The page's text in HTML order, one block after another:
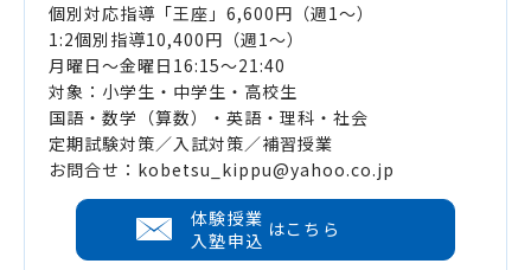
個別対応指導「王座」6,600円（週1～）
1:2個別指導10,400円（週1～）
月曜日～金曜日16:15～21:40
対象：小学生・中学生・高校生
国語・数学（算数）・英語・理科・社会
定期試験対策／入試対策／補習授業
お問合せ：kobetsu_kippu@yahoo.co.jp
体験授業
入塾申込 はこちら